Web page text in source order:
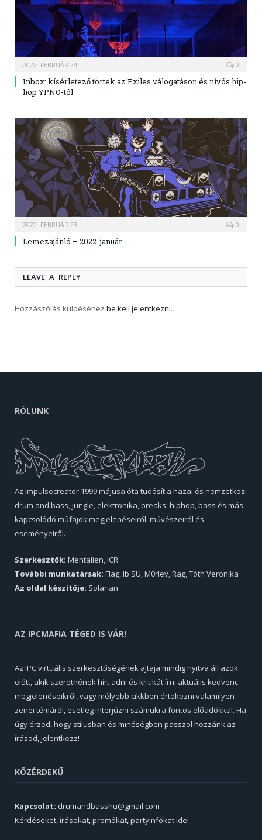
2022. FEBRUÁR 24. 0
Inbox: kísérletező törtek az Exiles válogatáson és nívós hip-
hop YPNO-tól
2022. FEBRUÁR 23. 0
Lemezajánló – 2022. január
LEAVE A REPLY
Hozzászólás küldéséhez be kell jelentkezni.
RÓLUNK
Az Impulsecreator 1999 májusa óta tudósít a hazai és nemzetközi
drum and bass, jungle, elektronika, breaks, hiphop, bass és más
kapcsolódó műfajok megjelenéseiről, művészeiről és
eseményeiről.
Szerkesztők: Mentalien, ICR
További munkatársak: Flag, ib.SU, M0rley, Rag, Tóth Veronika
Az oldal készítője: Solarian
AZ IPCMAFIA TÉGED IS VÁR!
Az IPC virtuális szerkesztőségének ajtaja mindig nyitva áll azok
előtt, akik szeretnének hírt adni és kritikát írni aktuális kedvenc
megjelenéseikről, vagy mélyebb cikkben értekezni valamilyen
zenei témáról, esetleg interjúzni számukra fontos előadókkal. Ha
úgy érzed, hogy stílusban és minőségben passzol hozzánk az
írásod, jelentkezz!
KÖZÉRDEKŰ
Kapcsolat: drumandbasshu@gmail.com
Kérdéseket, írásokat, promókat, partyinfókat ide!